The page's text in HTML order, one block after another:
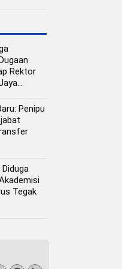
Rektor
Penipu
Tegak